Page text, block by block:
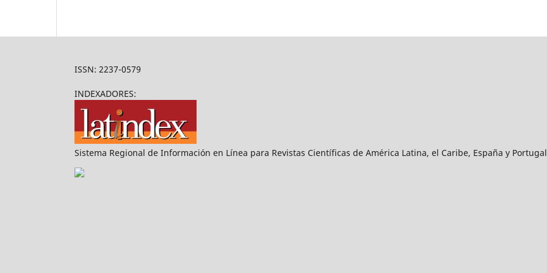
ISSN: 2237-0579
INDEXADORES:
Sistema Regional de Información en Línea para Revistas Científicas de América Latina, el Caribe, España y